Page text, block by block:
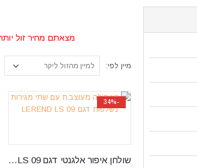
מצאתם מחיר זול
מיין לפי:
-34%
שולחן איפור אלגנטי דגם LEREND LS 09